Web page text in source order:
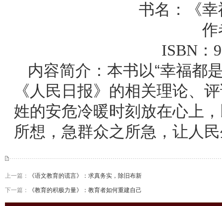
书名：《
作
ISBN：
内容简介：本书以“幸福都
《人民日报》的相关理论、
姓的安危冷暖时刻放在心上
所想，急群众之所急，让人
上一篇： 《语文教育的谎言》：求真务实，除旧布新
下一篇： 《教育的积极力量》：教育者如何重建自己